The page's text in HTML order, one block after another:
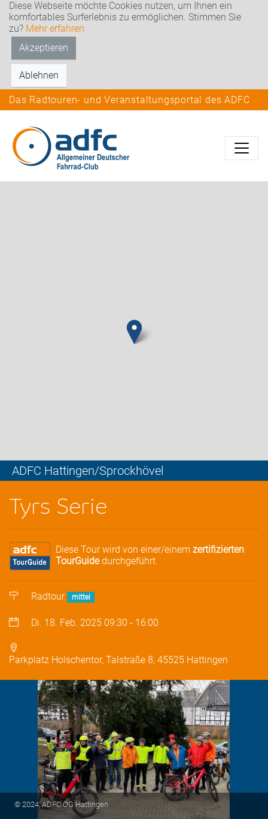
Diese Webseite möchte Cookies nutzen, um Ihnen ein
komfortables Surferlebnis zu ermöglichen. Stimmen Sie
zu? Mehr erfahren
Akzeptieren
Ablehnen
Das Radtouren- und Veranstaltungsportal des ADFC
ADFC Hattingen/Sprockhövel
Tyrs Serie
Diese Tour wird von einer/einem zertifizierten
TourGuidedurchgeführt.
Radtour mittel
Di. 18. Feb. 2025 09:30 - 16:00
Parkplatz Holschentor, Talstraße 8, 45525 Hattingen
© 2024, ADFC OG Hattingen